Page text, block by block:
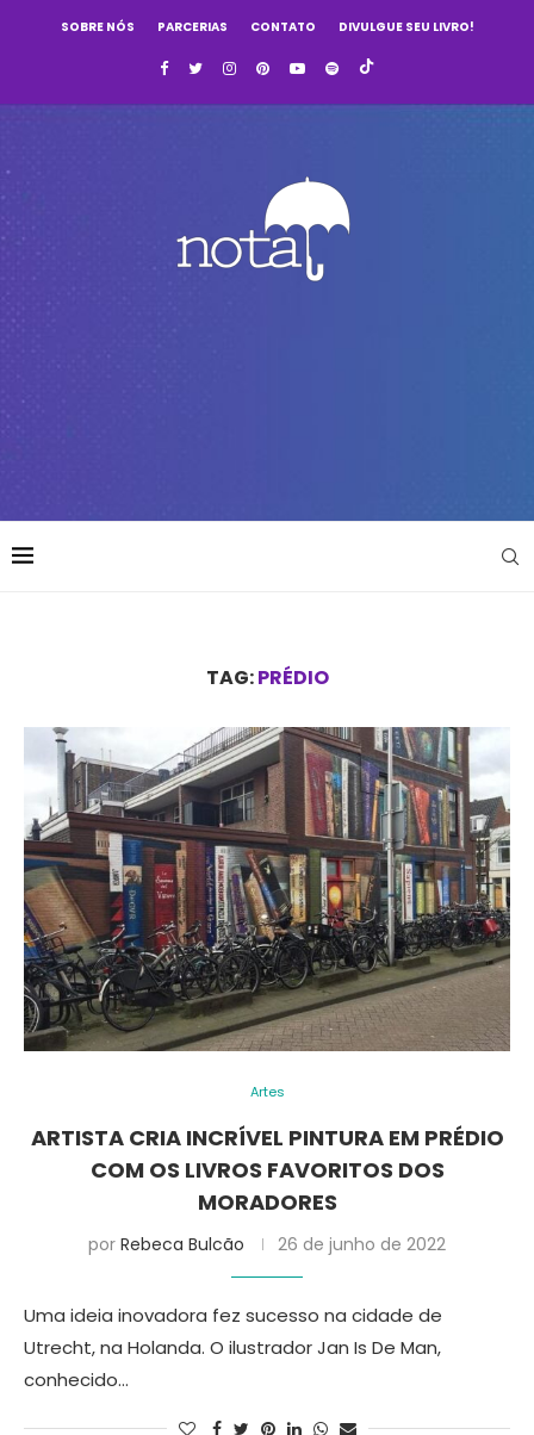
SOBRE NÓS PARCERIAS CONTATO DIVULGUE SEU LIVRO!
TAG:PRÉDIO
Artes
ARTISTA CRIA INCRÍVEL PINTURA EM PRÉDIO
COM OS LIVROS FAVORITOS DOS
MORADORES
por Rebeca Bulcão 26 de junho de 2022
Uma ideia inovadora fez sucesso na cidade de
Utrecht, na Holanda. O ilustrador Jan Is De Man,
conhecido…